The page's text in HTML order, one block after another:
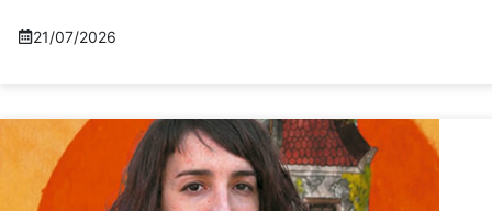
21/07/2026